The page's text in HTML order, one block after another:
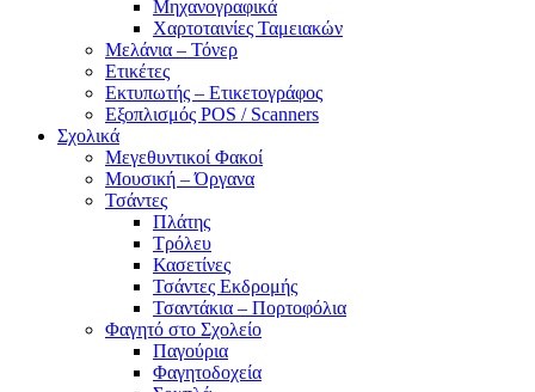
Μηχανογραφικά
Χαρτοταινίες Ταμειακών
Μελάνια – Τόνερ
Ετικέτες
Εκτυπωτής – Ετικετογράφος
Εξοπλισμός POS / Scanners
Σχολικά
Μεγεθυντικοί Φακοί
Μουσική – Όργανα
Τσάντες
Πλάτης
Τρόλευ
Κασετίνες
Τσάντες Εκδρομής
Τσαντάκια – Πορτοφόλια
Φαγητό στο Σχολείο
Παγούρια
Φαγητοδοχεία